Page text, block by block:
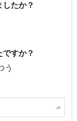
たか？
すか？
う